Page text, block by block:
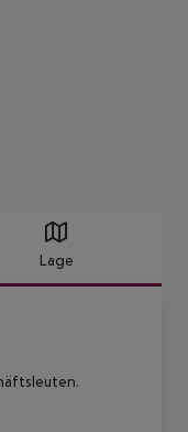
Lage